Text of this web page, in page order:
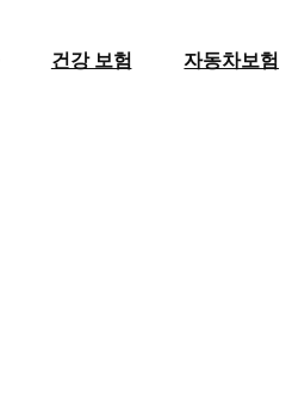
건강 보험 자동차보험